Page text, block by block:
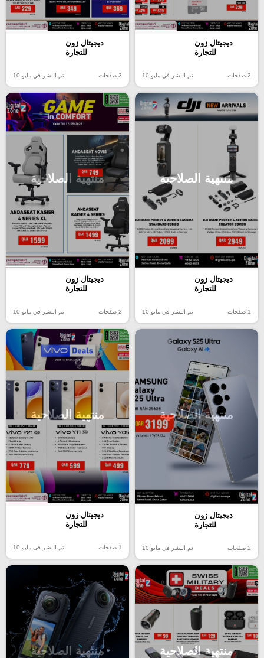
ديجيتال زون
للتجارة
2 صفحات تم النشر في مايو 10
ديجيتال زون
للتجارة
3 صفحات تم النشر في مايو 10
منتهية الصلاحية
ديجيتال زون
للتجارة
1 صفحات تم النشر في مايو 10
منتهية الصلاحية
ديجيتال زون
للتجارة
2 صفحات تم النشر في مايو 10
منتهية الصلاحية
ديجيتال زون
للتجارة
2 صفحات تم النشر في مايو 10
منتهية الصلاحية
ديجيتال زون
للتجارة
1 صفحات تم النشر في مايو 10
منتهية الصلاحية منتهية الصلاحية